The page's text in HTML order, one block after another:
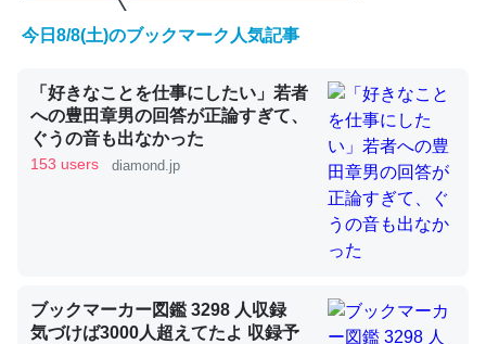
くらい。小説でいう「ずっと前の伏線」は回収されないけ
ど、短期記憶というには多い分量。進化すればするほど分
かりやすく強くなりそう
─GPTの仕組みと限界についての考察（１） - conceptualization
昆虫ってカルシウム少ないのか。知らんかった。調べたら
今日8/8(土)のブックマーク人気記事
「好きなことを仕事にしたい」若者
への豊田章男の回答が正論すぎて、
ぐうの音も出なかった
153 users diamond.jp
ブックマーカー図鑑 3298 人収録
気づけば3000人超えてたよ 収録予